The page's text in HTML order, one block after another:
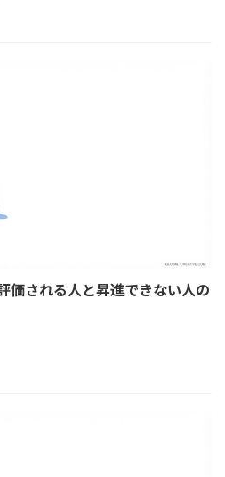
価される人と昇進できない人の